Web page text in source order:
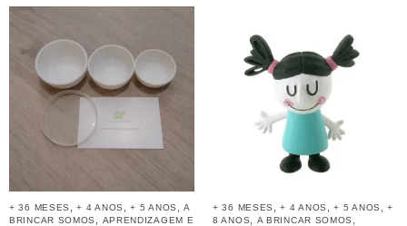
+ 36 MESES ,+ 4 ANOS ,+ 5 ANOS ,A
BRINCAR SOMOS
APRENDIZAGEM E
+ 36 MESES ,+ 4 ANOS ,+ 5 ANOS ,+
8 ANOS
A BRINCAR SOMOS